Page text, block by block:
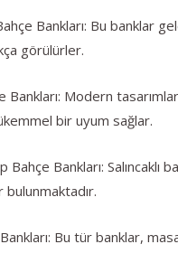
Bankları: Bu banklar
görülürler.
Bankları: Modern
bir uyum sağlar.
Bahçe Bankları:
Bu tür banklar,